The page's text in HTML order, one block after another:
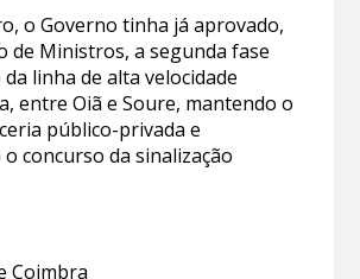
o Governo tinha já aprovado,
de Ministros, a segunda fase
linha de alta velocidade
entre Oiã e Soure, mantendo o
público-privada e
concurso da sinalização
Coimbra